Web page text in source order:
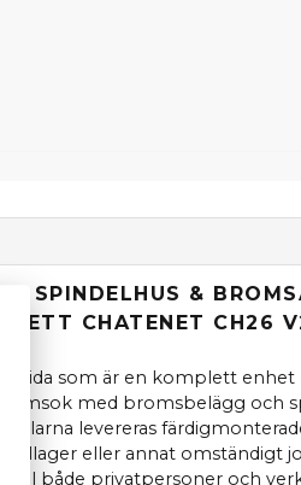
SPINDELHUS &
CHATENET CH26
sida som är en komplett
med bromsbelägg och
levereras
hjullager eller annat omständigt
till både privatpersoner och